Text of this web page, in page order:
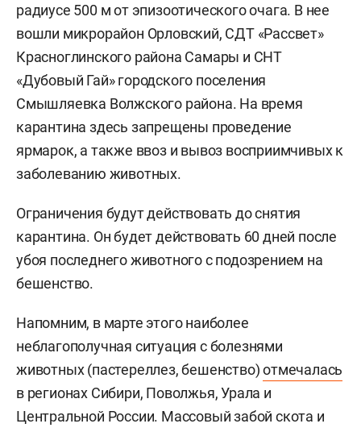
радиусе 500 м от эпизоотического очага. В нее
вошли микрорайон Орловский, СДТ «Рассвет»
Красноглинского района Самары и СНТ
«Дубовый Гай» городского поселения
Смышляевка Волжского района. На время
карантина здесь запрещены проведение
ярмарок, а также ввоз и вывоз восприимчивых к
заболеванию животных.
Ограничения будут действовать до снятия
карантина. Он будет действовать 60 дней после
убоя последнего животного с подозрением на
бешенство.
Напомним, в марте этого наиболее
неблагополучная ситуация с болезнями
животных (пастереллез, бешенство)отмечалась
в регионах Сибири, Поволжья, Урала и
Центральной России. Массовый забой скота и